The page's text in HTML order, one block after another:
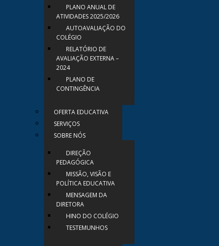
PLANO ANUAL DE
ATIVIDADES 2025/2026
AUTOAVALIAÇÃO DO
COLÉGIO
RELATÓRIO DE
AVALIAÇÃO EXTERNA –
2024
PLANO DE
CONTINGÊNCIA
OFERTA EDUCATIVA
SERVIÇOS
SOBRE NÓS
DIREÇÃO
PEDAGÓGICA
MISSÃO, VISÃO E
POLÍTICA EDUCATIVA
MENSAGEM DA
DIRETORA
HINO DO COLÉGIO
TESTEMUNHOS